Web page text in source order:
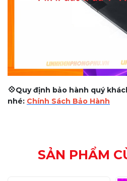
💠Quy định bảo hành quý
nhé: Chính Sách Bảo Hành
SẢN PHẨM